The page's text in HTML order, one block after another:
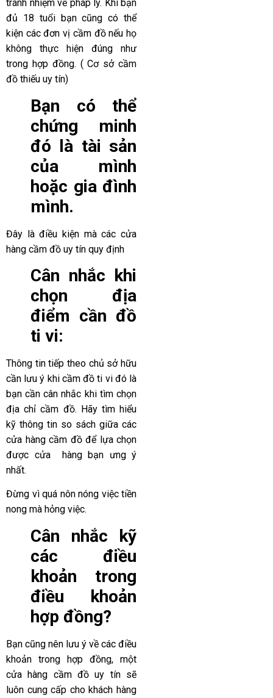
tránh nhiệm về pháp lý. Khi bạn
đủ 18 tuổi bạn cũng có thể
kiện các đơn vị cầm đồ nếu họ
không thực hiện đúng như
trong hợp đồng. ( Cơ sở cầm
đồ thiếu uy tín)
Bạn có thể
chứng minh
đó là tài sản
của mình
hoặc gia đình
mình.
Đây là điều kiện mà các cửa
hàng cầm đồ uy tín quy định
Cân nhắc khi
chọn địa
điểm cần đồ
ti vi:
Thông tin tiếp theo chủ sở hữu
cần lưu ý khi cầm đồ ti vi đó là
bạn cần cân nhắc khi tìm chọn
địa chỉ cầm đồ. Hãy tìm hiểu
kỹ thông tin so sách giữa các
cửa hàng cầm đồ để lựa chọn
được cửa hàng bạn ưng ý
nhất.
Đừng vì quá nôn nóng việc tiền
nong mà hỏng việc.
Cân nhắc kỹ
các điều
khoản trong
điều khoản
hợp đồng?
Bạn cũng nên lưu ý về các điều
khoản trong hợp đồng, một
cửa hàng cầm đồ uy tín sẽ
luôn cung cấp cho khách hàng